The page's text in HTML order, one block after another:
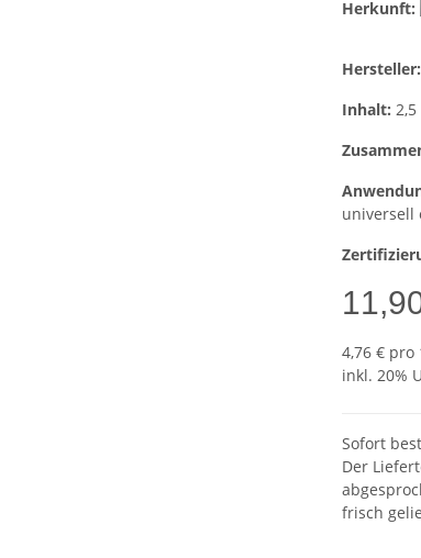
Herkunft:
Hersteller:
Inhalt: 2,5
universell
4,76 € pro
inkl. 20%
Sofort
Der
frisch